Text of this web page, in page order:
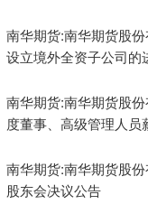
南华期货:南华期货股
设立境外全资子公司的
南华期货:南华期货股
度董事、高级管理人员
南华期货:南华期货股
股东会决议公告